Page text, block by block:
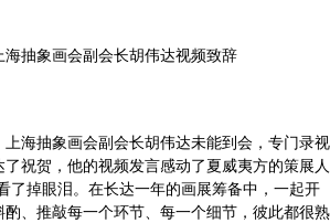
抽象画会副会长胡伟达视频致辞
海抽象画会副会长胡伟达未能到会，专门录视
祝贺，他的视频发言感动了夏威夷方的策展人
了掉眼泪。在长达一年的画展筹备中，一起开
、推敲每一个环节、每一个细节，彼此都很熟